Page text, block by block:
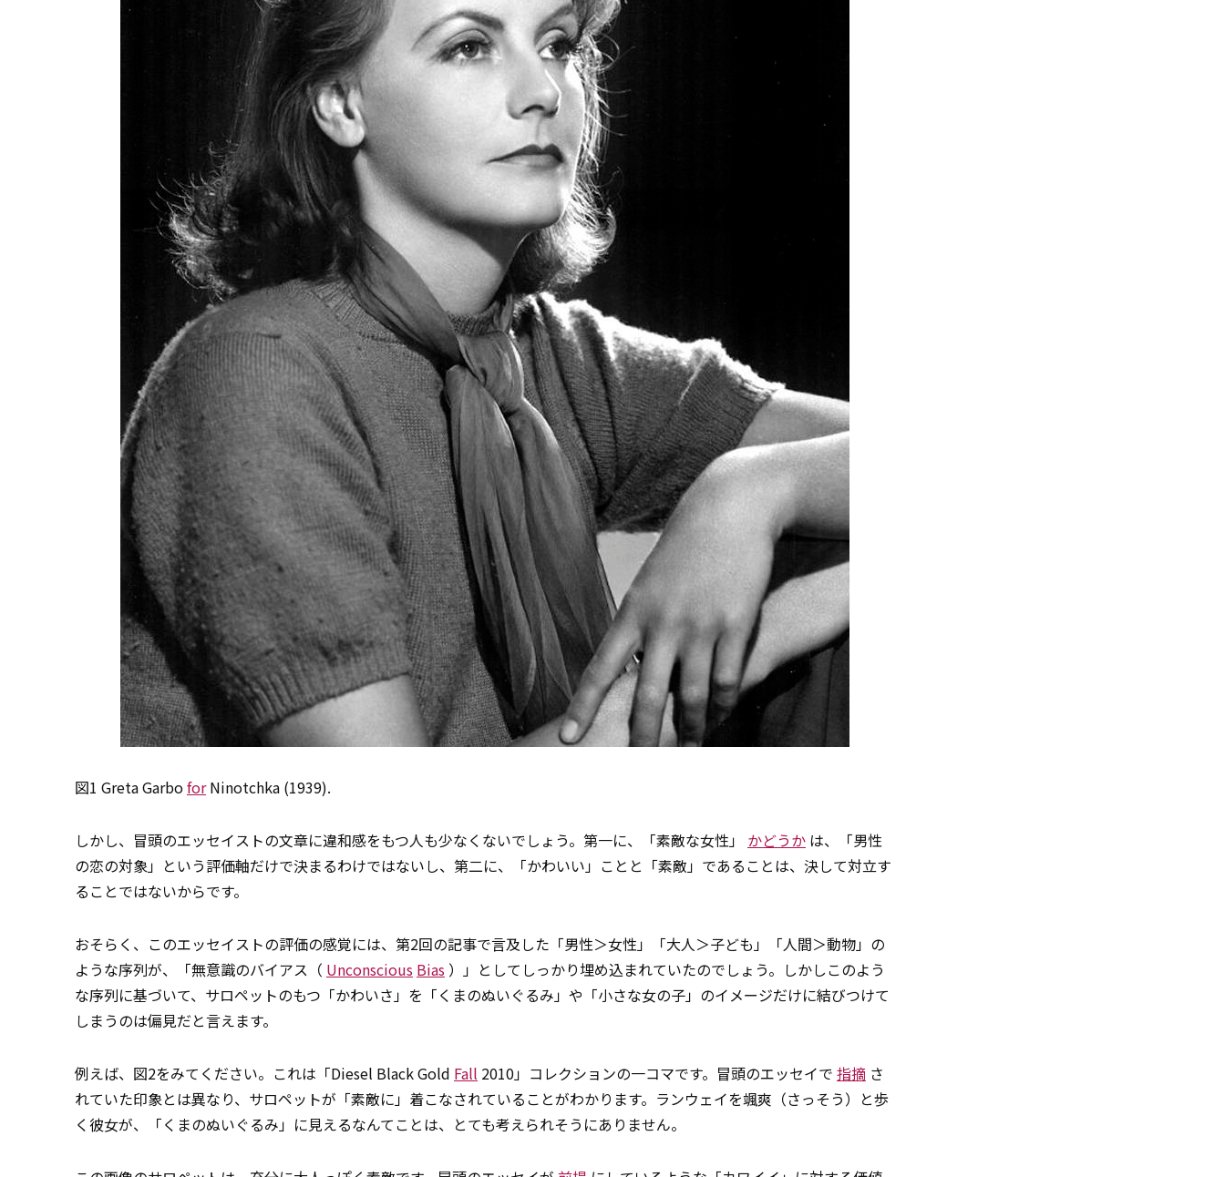
図1 Greta GarboforNinotchka (1939).
しかし、冒頭のエッセイストの文章に違和感をもつ人も少なくないでしょう。第一に、「素敵な女性」 かどうか は、「男性
の恋の対象」という評価軸だけで決まるわけではないし、第二に、「かわいい」ことと「素敵」であることは、決して対立す
ることではないからです。
おそらく、このエッセイストの評価の感覚には、第2回の記事で言及した「男性＞女性」「大人＞子ども」「人間＞動物」の
ような序列が、「無意識のバイアス（ Unconscious Bias ）」としてしっかり埋め込まれていたのでしょう。しかしこのよう
な序列に基づいて、サロペットのもつ「かわいさ」を「くまのぬいぐるみ」や「小さな女の子」のイメージだけに結びつけて
しまうのは偏見だと言えます。
例えば、図2をみてください。これは「Diesel Black Gold Fall 2010」コレクションの一コマです。冒頭のエッセイで 指摘 さ
れていた印象とは異なり、サロペットが「素敵に」着こなされていることがわかります。ランウェイを颯爽（さっそう）と歩
く彼女が、「くまのぬいぐるみ」に見えるなんてことは、とても考えられそうにありません。